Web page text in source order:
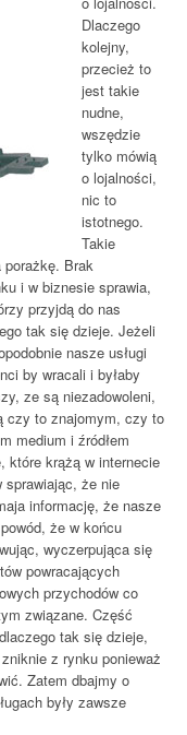
Dlaczego
kolejny,
przecież to
jest takie
nudne,
wszędzie
tylko mówią
o lojalności,
nic to
istotnego.
Takie
porażkę. Brak
i w biznesie sprawia,
przyjdą do nas
tak się dzieje. Jeżeli
nasze usługi
by wracali i byłaby
ze są niezadowoleni,
czy to znajomym, czy to
medium i źródłem
które krążą w internecie
sprawiając, że nie
informację, że nasze
że w końcu
wyczerpująca się
powracających
przychodów co
związane. Część
tak się dzieje,
z rynku ponieważ
Zatem dbajmy o
były zawsze